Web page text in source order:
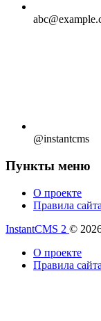
@instantcms
Пункты меню
О проекте
Правила сайта
InstantCMS 2 ©
О проекте
Правила сайта